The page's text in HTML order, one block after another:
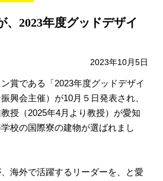
研究室紹介
アクセス
、2023年度グッドデザイ
2023年10月5日
賞である「2023年度グッドデザイ
興会主催）が10月５日発表され、
授（2025年4月より教授）が愛知
校の国際寮の建物が選ばれまし
海外で活躍するリーダーを、と愛